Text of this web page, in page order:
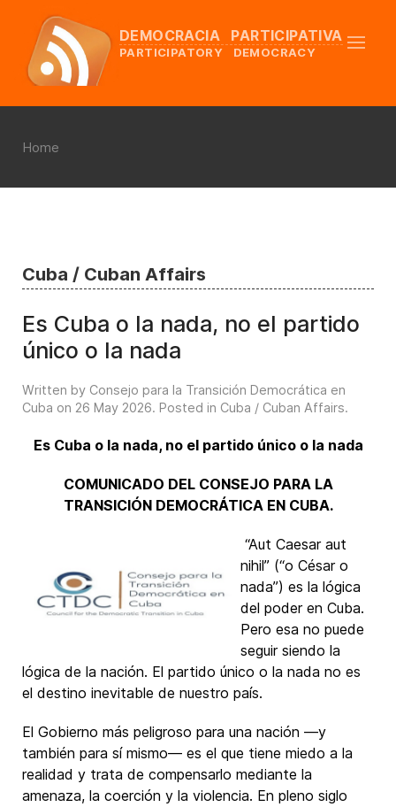
DEMOCRACIA PARTICIPATIVA
PARTICIPATORY DEMOCRACY
Home
Cuba / Cuban Affairs
Es Cuba o la nada, no el partido
único o la nada
Written by Consejo para la Transición Democrática en
Cuba on 26 May 2026. Posted in Cuba / Cuban Affairs.
Es Cuba o la nada, no el partido único o la nada
COMUNICADO DEL CONSEJO PARA LA
TRANSICIÓN DEMOCRÁTICA EN CUBA.
“Aut Caesar aut
nihil” (“o César o
nada”) es la lógica
del poder en Cuba.
Pero esa no puede
seguir siendo la
lógica de la nación. El partido único o la nada no es
el destino inevitable de nuestro país.
El Gobierno más peligroso para una nación ―y
también para sí mismo― es el que tiene miedo a la
realidad y trata de compensarlo mediante la
amenaza, la coerción y la violencia. En pleno siglo